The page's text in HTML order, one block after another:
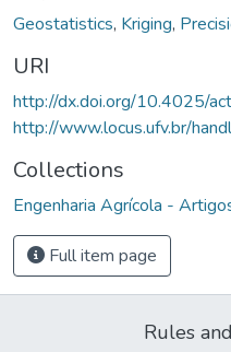
Geostatistics, Kriging,
URI
http://dx.doi.org/10.4025/
http://www.locus.ufv.br/
Collections
Engenharia Agrícola -
Full item page
Rules